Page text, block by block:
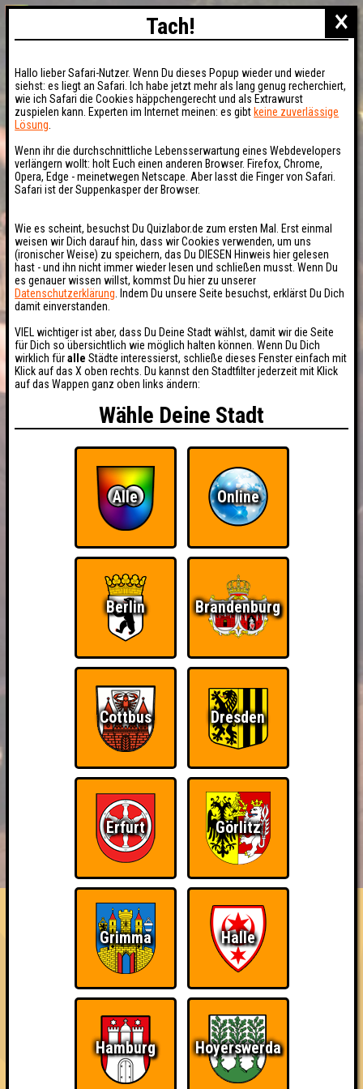
HIGHSCORE RESERVIERUNG
FAQ ÜBER UNS
Bin ich schon drin?
Nimm an einem Online-Quiz teil
~ Noch nicht erreicht ~
×
Tach!
Hallo lieber Safari-Nutzer. Wenn Du dieses Popup wieder und wieder
siehst: es liegt an Safari. Ich habe jetzt mehr als lang genug recherchiert,
wie ich Safari die Cookies häppchengerecht und als Extrawurst
zuspielen kann. Experten im Internet meinen: es gibt keine zuverlässige
Lösung
Wenn ihr die durchschnittliche Lebensserwartung eines Webdevelopers
verlängern wollt: holt Euch einen anderen Browser. Firefox, Chrome,
Opera, Edge - meinetwegen Netscape. Aber lasst die Finger von Safari.
Safari ist der Suppenkasper der Browser.
Wie es scheint, besuchst Du Quizlabor.de zum ersten Mal. Erst einmal
weisen wir Dich darauf hin, dass wir Cookies verwenden, um uns
(ironischer Weise) zu speichern, das Du DIESEN Hinweis hier gelesen
hast - und ihn nicht immer wieder lesen und schließen musst. Wenn Du
es genauer wissen willst, kommst Du hier zu unserer
Datenschutzerklärung . Indem Du unsere Seite besuchst, erklärst Du Dich
damit einverstanden.
VIEL wichtiger ist aber, dass Du Deine Stadt wählst, damit wir die Seite
für Dich so übersichtlich wie möglich halten können. Wenn Du Dich
wirklich füralle Städte interessierst, schließe dieses Fenster einfach mit
Klick auf das X oben rechts. Du kannst den Stadtfilter jederzeit mit Klick
auf das Wappen ganz oben links ändern:
Wähle Deine Stadt
Alle Online
Berlin Brandenburg
Cottbus Dresden
Erfurt Görlitz
Grimma Halle
Hamburg Hoyerswerda